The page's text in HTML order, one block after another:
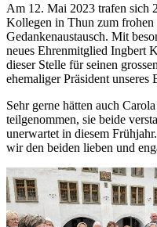
Am 12. Mai 2023 trafen sich
Kollegen in Thun zum frohen
Gedankenaustausch. Mit
neues Ehrenmitglied Ingbert
dieser Stelle für seinen
ehemaliger Präsident unseres
Sehr gerne hätten auch
teilgenommen, sie beide
unerwartet in diesem
wir den beiden lieben und